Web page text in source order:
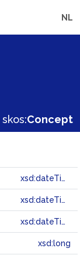
NL
skos:Concept
xsd:dateTime
xsd:dateTime
xsd:dateTime
xsd:long